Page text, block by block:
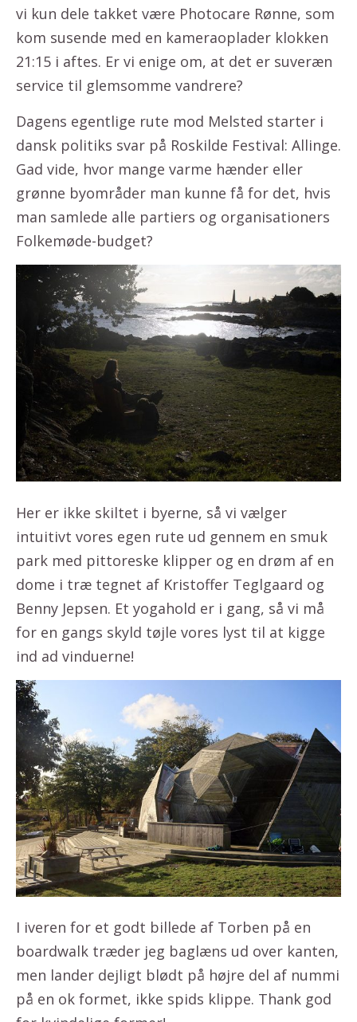
vi kun dele takket være Photocare Rønne, som
kom susende med en kameraoplader klokken
21:15 i aftes. Er vi enige om, at det er suveræn
service til glemsomme vandrere?
Dagens egentlige rute mod Melsted starter i
dansk politiks svar på Roskilde Festival: Allinge.
Gad vide, hvor mange varme hænder eller
grønne byområder man kunne få for det, hvis
man samlede alle partiers og organisationers
Folkemøde-budget?
Her er ikke skiltet i byerne, så vi vælger
intuitivt vores egen rute ud gennem en smuk
park med pittoreske klipper og en drøm af en
dome i træ tegnet af Kristoffer Teglgaard og
Benny Jepsen. Et yogahold er i gang, så vi må
for en gangs skyld tøjle vores lyst til at kigge
ind ad vinduerne!
I iveren for et godt billede af Torben på en
boardwalk træder jeg baglæns ud over kanten,
men lander dejligt blødt på højre del af nummi
på en ok formet, ikke spids klippe. Thank god